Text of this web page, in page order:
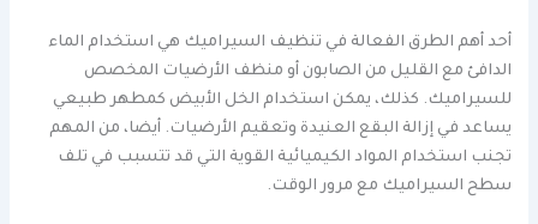
أحد أهم الطرق الفعالة في تنظيف السيراميك هي استخدام الماء
الدافئ مع القليل من الصابون أو منظف الأرضيات المخصص
للسيراميك. كذلك، يمكن استخدام الخل الأبيض كمطهر طبيعي
يساعد في إزالة البقع العنيدة وتعقيم الأرضيات. أيضا، من المهم
تجنب استخدام المواد الكيميائية القوية التي قد تتسبب في تلف
سطح السيراميك مع مرور الوقت.